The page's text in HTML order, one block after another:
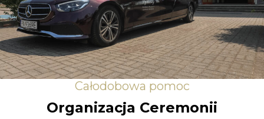
Całodobowa pomoc
Organizacja Ceremonii